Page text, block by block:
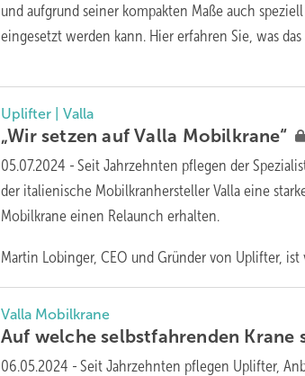
und aufgrund seiner kompakten Maße auch
eingesetzt werden kann. Hier erfahren Sie, was
Uplifter | Valla
„Wir setzen auf Valla Mobilkrane“
05.07.2024 - Seit Jahrzehnten pflegen der
der italienische Mobilkranhersteller Valla eine
Mobilkrane einen Relaunch erhalten.
Martin Lobinger, CEO und Gründer von Uplifter,
Valla Mobilkrane
Auf welche selbstfahrenden Krane
06.05.2024 - Seit Jahrzehnten pflegen Uplifter,